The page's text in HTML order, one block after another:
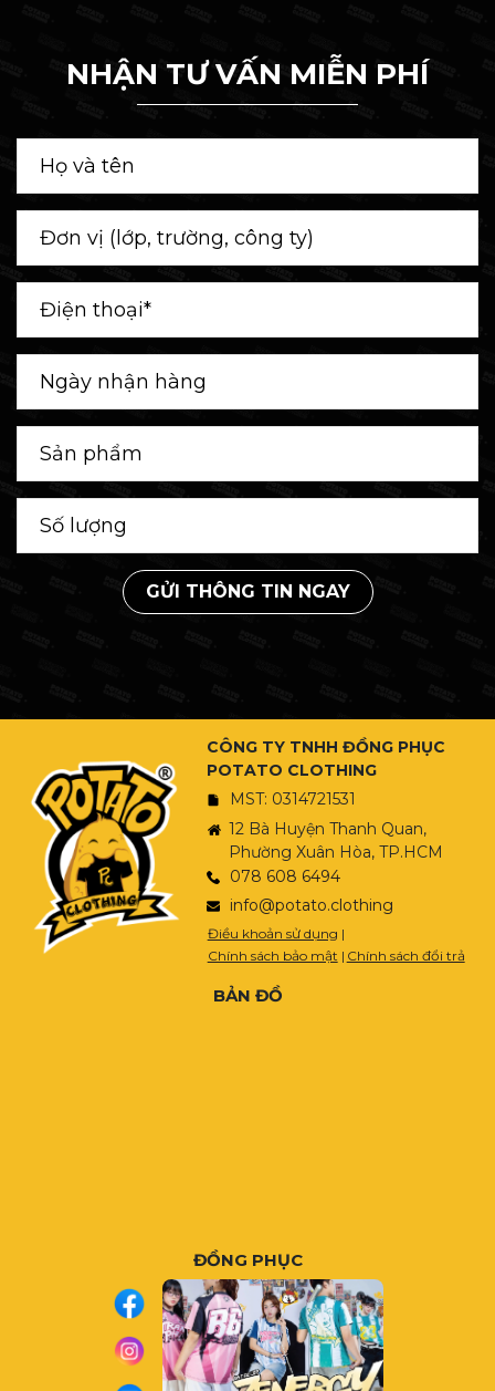
NHẬN TƯ VẤN MIỄN PHÍ
GỬI THÔNG TIN NGAY
CÔNG TY TNHH ĐỒNG PHỤC
POTATO CLOTHING
MST: 0314721531
12 Bà Huyện Thanh Quan,
Phường Xuân Hòa, TP.HCM
078 608 6494
info@potato.clothing
Điều khoản sử dụng |
Chính sách bảo mật | Chính sách đổi trả
BẢN ĐỒ
ĐỒNG PHỤC